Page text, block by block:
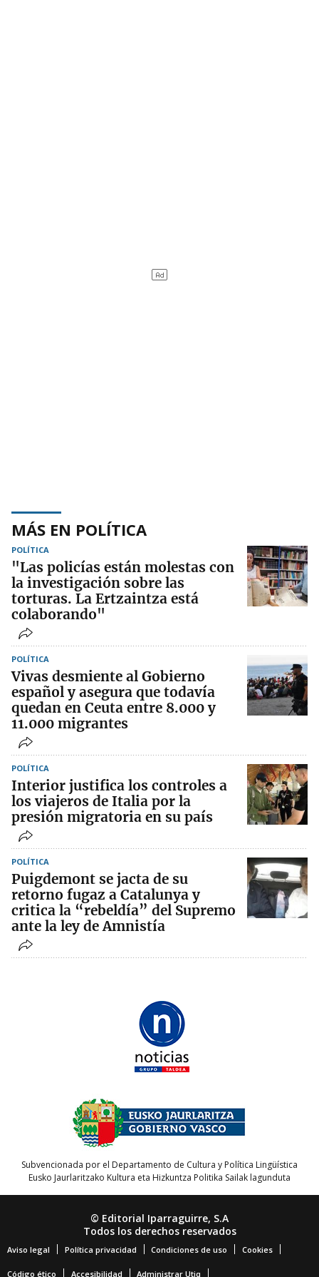
MÁS EN POLÍTICA
POLÍTICA
"Las policías están molestas con
la investigación sobre las
torturas. La Ertzaintza está
colaborando"
POLÍTICA
Vivas desmiente al Gobierno
español y asegura que todavía
quedan en Ceuta entre 8.000 y
11.000 migrantes
POLÍTICA
Interior justifica los controles a
los viajeros de Italia por la
presión migratoria en su país
POLÍTICA
Puigdemont se jacta de su
retorno fugaz a Catalunya y
critica la “rebeldía” del Supremo
ante la ley de Amnistía
Subvencionada por el Departamento de Cultura y Política Lingüística
Eusko Jaurlaritzako Kultura eta Hizkuntza Politika Sailak lagunduta
© Editorial Iparraguirre, S.A
Todos los derechos reservados
Aviso legal Política privacidad Condiciones de uso Cookies
Código ético Accesibilidad Administrar Utiq